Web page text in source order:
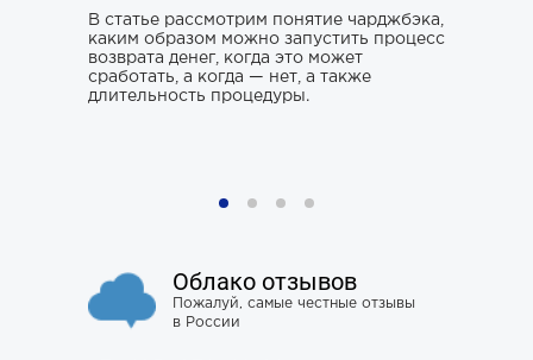
В статье рассмотрим понятие чарджбэка,
каким образом можно запустить процесс
возврата денег, когда это может
сработать, а когда — нет, а также
длительность процедуры.
Облако отзывов
Пожалуй, самые честные отзывы
в России